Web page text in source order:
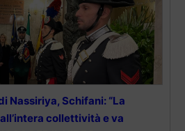
Nassiriya, Schifani: “La
collettività e va